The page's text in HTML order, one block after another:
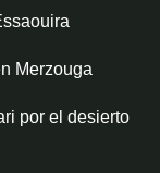
Merzouga
por el desierto